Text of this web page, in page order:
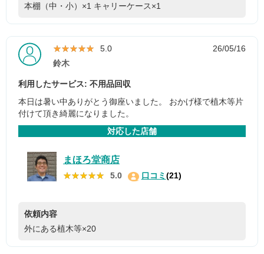
本棚（中・小）×1 キャリーケース×1
★★★★★
★★★★★ 5.0
26/05/16
鈴木
利用したサービス: 不用品回収
本日は暑い中ありがとう御座いました。 おかげ様で植木等片
付けて頂き綺麗になりました。
対応した店舗
まほろ堂商店
★★★★★
★★★★★ 5.0 口コミ(21)
依頼内容
外にある植木等×20